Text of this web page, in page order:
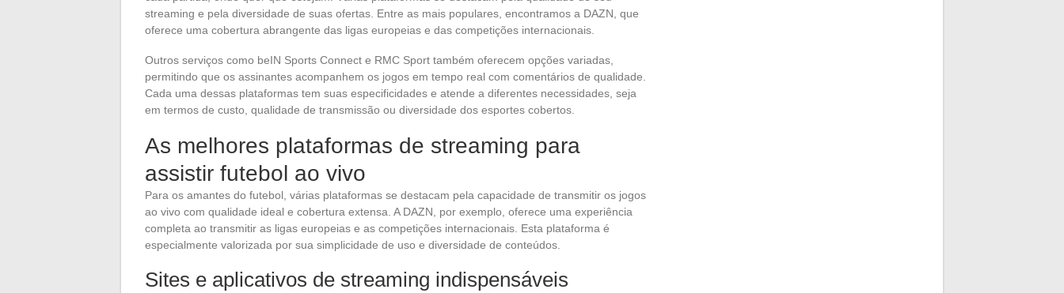
streaming e pela diversidade de suas ofertas. Entre as mais populares, encontramos a DAZN, que
oferece uma cobertura abrangente das ligas europeias e das competições internacionais.
Outros serviços como beIN Sports Connect e RMC Sport também oferecem opções variadas,
permitindo que os assinantes acompanhem os jogos em tempo real com comentários de qualidade.
Cada uma dessas plataformas tem suas especificidades e atende a diferentes necessidades, seja
em termos de custo, qualidade de transmissão ou diversidade dos esportes cobertos.
As melhores plataformas de streaming para
assistir futebol ao vivo
Para os amantes do futebol, várias plataformas se destacam pela capacidade de transmitir os jogos
ao vivo com qualidade ideal e cobertura extensa. A DAZN, por exemplo, oferece uma experiência
completa ao transmitir as ligas europeias e as competições internacionais. Esta plataforma é
especialmente valorizada por sua simplicidade de uso e diversidade de conteúdos.
Sites e aplicativos de streaming indispensáveis